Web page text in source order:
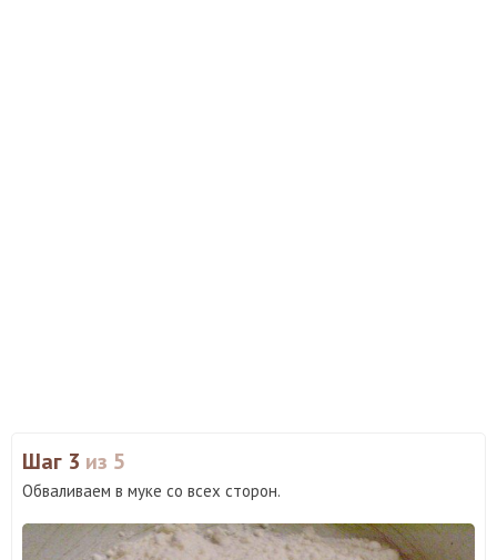
Шаг 3 из 5
Обваливаем в муке со всех сторон.